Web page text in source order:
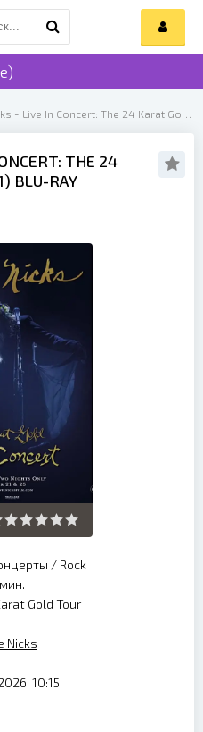
Live In Concert: The 24 Karat Gold Tour (2021)
THE 24
) BLU-RAY
/ Rock
Gold Tour
Nicks
10:15